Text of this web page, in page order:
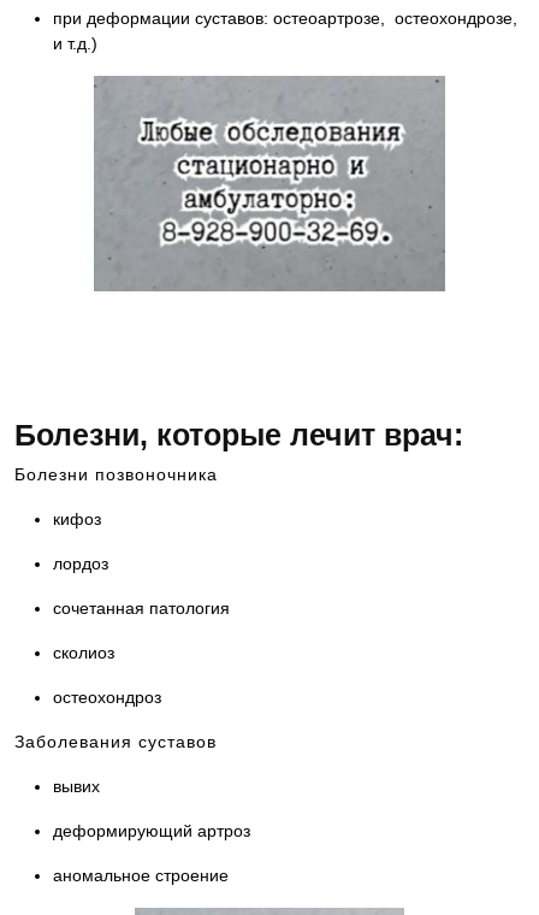
при деформации суставов: остеоартрозе, остеохондрозе,
и т.д.)
Болезни, которые лечит врач:
Болезни позвоночника
кифоз
лордоз
сочетанная патология
сколиоз
остеохондроз
Заболевания суставов
вывих
деформирующий артроз
аномальное строение